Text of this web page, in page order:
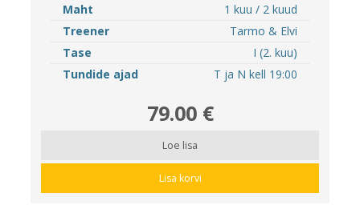
Maht
1 kuu / 2 kuud
Treener
Tarmo & Elvi
Tase
I (2. kuu)
Tundide ajad
T ja N kell 19:00
79.00 €
Loe lisa
Lisa korvi